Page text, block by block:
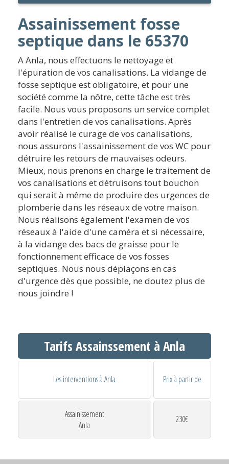
Assainissement fosse
septique dans le 65370
A Anla, nous effectuons le nettoyage et
l'épuration de vos canalisations. La vidange de
fosse septique est obligatoire, et pour une
société comme la nôtre, cette tâche est très
facile. Nous vous proposons un service complet
dans l'entretien de vos canalisations. Après
avoir réalisé le curage de vos canalisations,
nous assurons l'assainissement de vos WC pour
détruire les retours de mauvaises odeurs.
Mieux, nous prenons en charge le traitement de
vos canalisations et détruisons tout bouchon
qui serait à même de produire des urgences de
plomberie dans les réseaux de votre maison.
Nous réalisons également l'examen de vos
réseaux à l'aide d'une caméra et si nécessaire,
à la vidange des bacs de graisse pour le
fonctionnement efficace de vos fosses
septiques. Nous nous déplaçons en cas
d'urgence dès que possible, ne doutez plus de
nous joindre !
Tarifs Assainssement à Anla
Les interventions à Anla Prix à partir de
Assainissement
Anla
230€